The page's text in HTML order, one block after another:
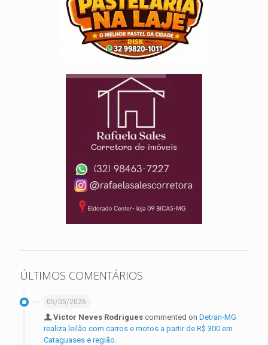
ÚLTIMOS COMENTÁRIOS
05/05/2026
Victor Neves Rodrigues commented on Detran-MG
realiza leilão com carros e motos a partir de R$ 300 em
Cataguases e região.